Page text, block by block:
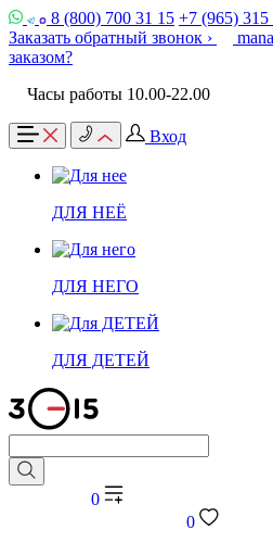
8 (800) 700 31 15 +7 (965) 315
Заказать обратный звонок ›
заказом?
Часы работы 10.00-22.00
Вход
ДЛЯ НЕЁ
ДЛЯ НЕГО
ДЛЯ ДЕТЕЙ
0
0